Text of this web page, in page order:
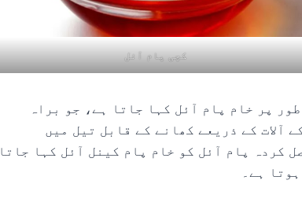
کچی پام آئل
پر خام پام آئل کہا جاتا ہے، جو براہ
آلات کے ذریعے کھانے کے قابل تیل میں
کردہ پام آئل کو خام پام کینل آئل کہا جاتا
ہے۔